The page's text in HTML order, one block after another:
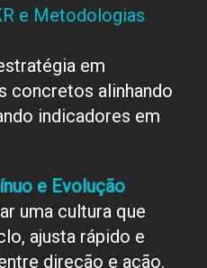
e Metodologias
em
concretos alinhando
indicadores em
e Evolução
uma cultura que
ajusta rápido e
direção e ação.